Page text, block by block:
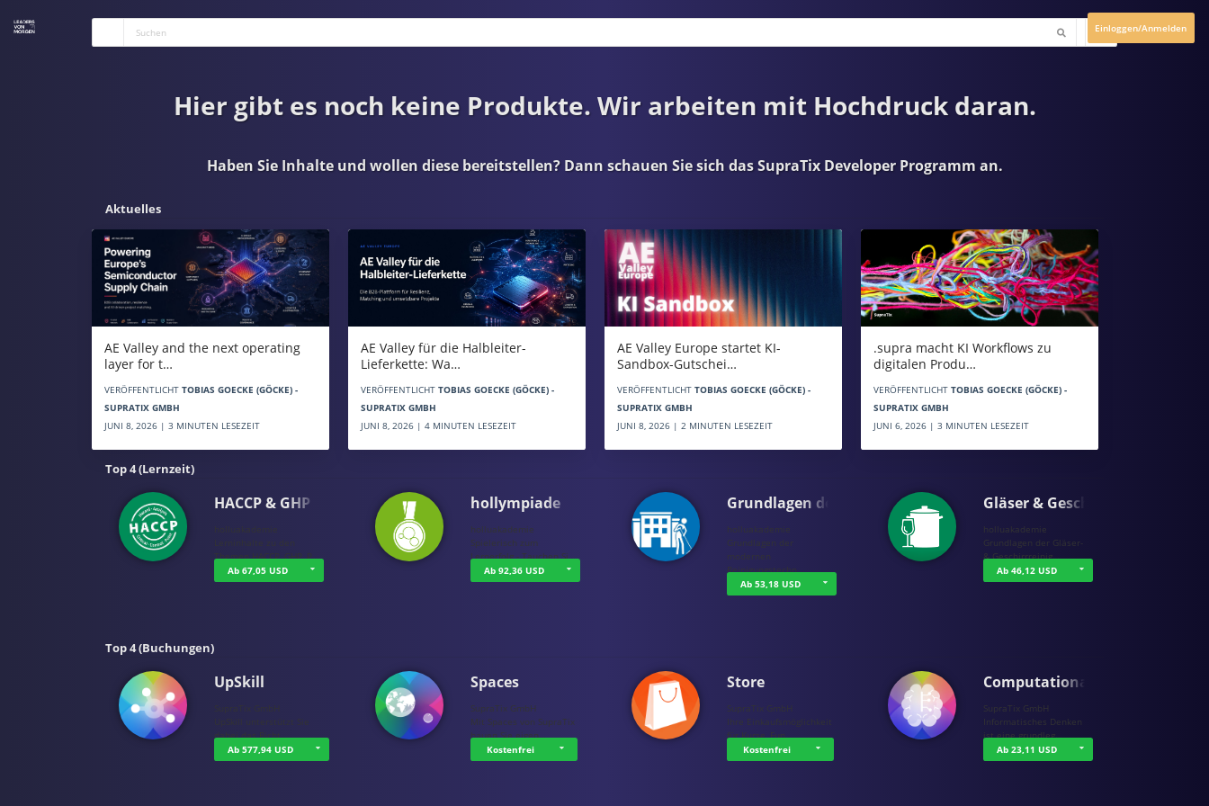
Einloggen/Anmelden
Hier gibt es noch keine Produkte. Wir arbeiten mit Hochdruck daran.
Haben Sie Inhalte und wollen diese bereitstellen? Dann schauen Sie sich dasSupraTix Developer Programm an.
Aktuelles
AE Valley and the next operating
layer for t…
VERÖFFENTLICHT TOBIAS GOECKE (GÖCKE) -
SUPRATIX GMBH
JUNI 8, 2026 | 3 MINUTEN LESEZEIT
AE Valley für die Halbleiter-
Lieferkette: Wa…
VERÖFFENTLICHT TOBIAS GOECKE (GÖCKE) -
SUPRATIX GMBH
JUNI 8, 2026 | 4 MINUTEN LESEZEIT
AE Valley Europe startet KI-
Sandbox-Gutschei…
VERÖFFENTLICHT TOBIAS GOECKE (GÖCKE) -
SUPRATIX GMBH
JUNI 8, 2026 | 2 MINUTEN LESEZEIT
.supra macht KI Workflows zu
digitalen Produ…
VERÖFFENTLICHT TOBIAS GOECKE (GÖCKE) -
SUPRATIX GMBH
JUNI 6, 2026 | 3 MINUTEN LESEZEIT
Top 4 (Lernzeit)
HACCP & GHP
holluakademie
Lerninhalte zu den
Themen HACCP, GHP, P…
Ab 67,05 USD
hollympiade
holluakademie
Spielerisch zum
Lernerfolg - Tauchen Si…
Ab 92,36 USD
Grundlagen der …
holluakademie
Grundlagen der
modernen
Reinigungstechn…
Ab 53,18 USD
Gläser & Geschi…
holluakademie
Grundlagen der Gläser-
& Geschirrreinig…
Ab 46,12 USD
Top 4 (Buchungen)
UpSkill
SupraTix GmbH
UpSkill unterstützt Sie
dabei das Richt…
Ab 577,94 USD
Spaces
SupraTix GmbH
Mit Spaces von SupraTix
bauen Sie eigen…
Kostenfrei
Store
SupraTix GmbH
Ihre Einkaufsmöglichkeit
für Kurse, Fun…
Kostenfrei
Computational T…
SupraTix GmbH
Informatisches Denken
ist eine grundleg…
Ab 23,11 USD